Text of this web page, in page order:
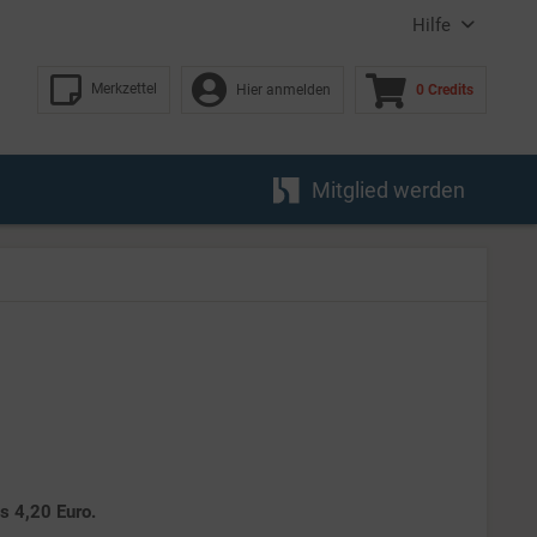
Hilfe
Merkzettel Hier anmelden 0 Credits
Mitglied werden
4,20 Euro.